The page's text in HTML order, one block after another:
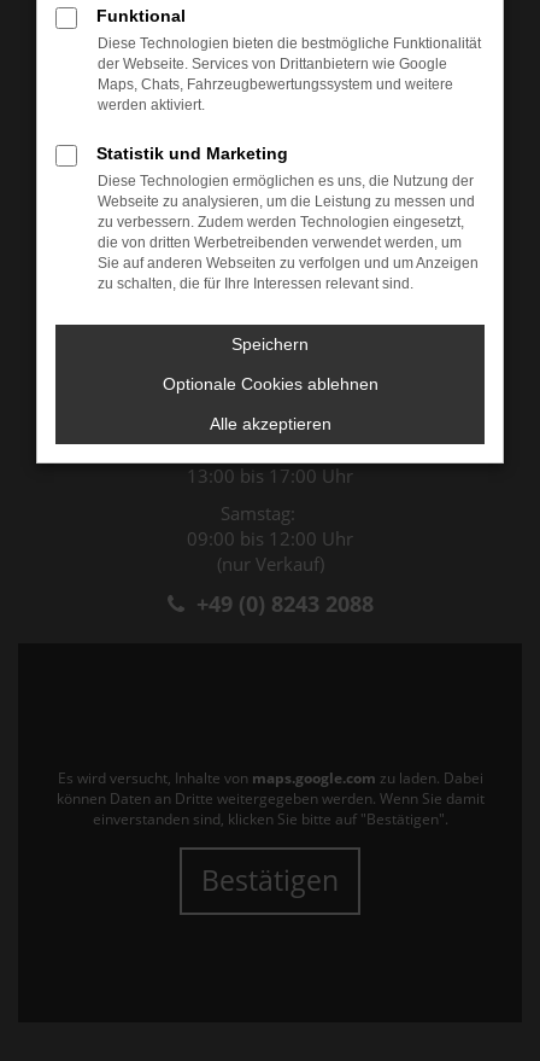
Öffnungszeiten & Kontakt
Montag bis Donnerstag:
13:00 bis 18:00 Uhr
Freitag:
07:00 bis 12:00 Uhr
13:00 bis 17:00 Uhr
Samstag:
09:00 bis 12:00 Uhr
(nur Verkauf)
+49 (0) 8243 2088
Es wird versucht, Inhalte von maps.google.com zu laden. Dabei
können Daten an Dritte weitergegeben werden. Wenn Sie damit
einverstanden sind, klicken Sie bitte auf "Bestätigen".
Bestätigen
Funktional
Diese Technologien bieten die bestmögliche Funktionalität
der Webseite. Services von Drittanbietern wie Google
Maps, Chats, Fahrzeugbewertungssystem und weitere
werden aktiviert.
Statistik und Marketing
Diese Technologien ermöglichen es uns, die Nutzung der
Webseite zu analysieren, um die Leistung zu messen und
zu verbessern. Zudem werden Technologien eingesetzt,
die von dritten Werbetreibenden verwendet werden, um
Sie auf anderen Webseiten zu verfolgen und um Anzeigen
zu schalten, die für Ihre Interessen relevant sind.
Speichern
Optionale Cookies ablehnen
Alle akzeptieren